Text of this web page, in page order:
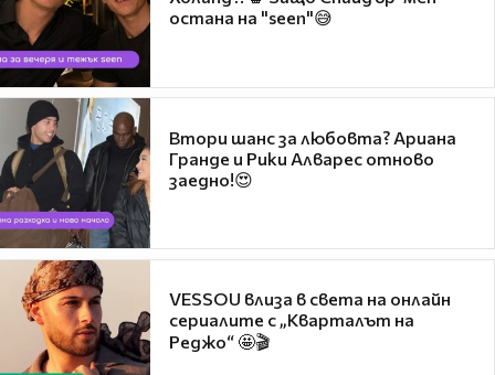
остана на "seen"😅
Втори шанс за любовта? Ариана
Гранде и Рики Алварес отново
заедно!😍
VESSOU влиза в света на онлайн
сериалите с „Кварталът на
Реджо“ 🤩🎬